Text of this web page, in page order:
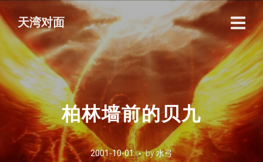
天湾对面
柏林墙前的贝九
2001-10-01 by水弓